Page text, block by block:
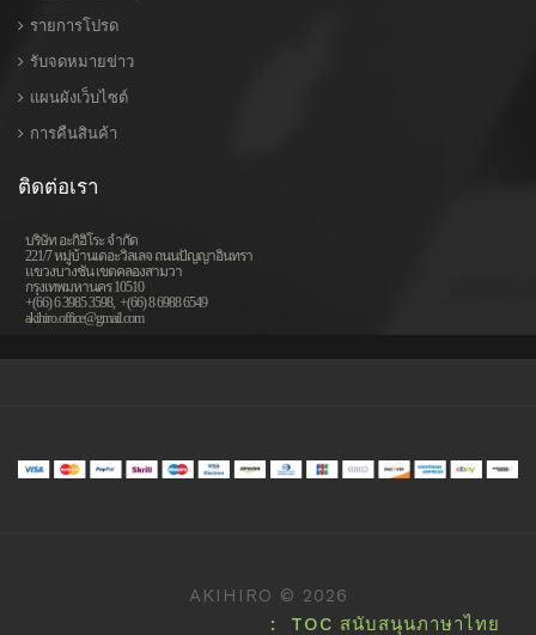
รายการโปรด
รับจดหมายข่าว
แผนผังเว็บไซต์
การคืนสินค้า
ติดต่อเรา
บริษัท อะกิฮิโระ จำกัด
221/7 หมู่บ้านเดอะวิลเลจ ถนนปัญญาอินทรา
แขวงบางชัน เขตคลองสามวา
กรุงเทพมหานคร 10510
+(66) 6 3985 3598, +(66)8 6988 6549
akihiro.office@gmail.com
AKIHIRO © 2026
: TOC สนับสนุนภาษาไทย